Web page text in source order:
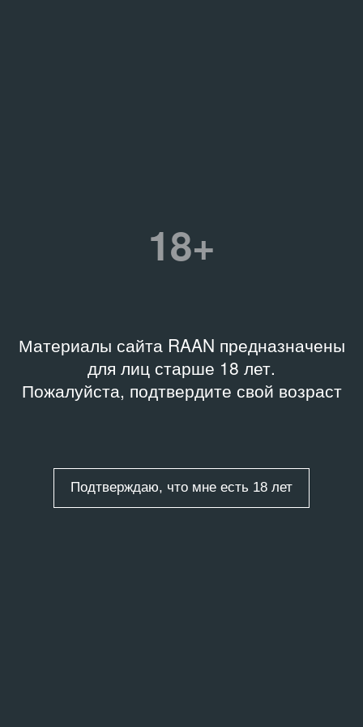
18+
Материалы сайта RAAN предназначены
для лиц старше 18 лет.
Пожалуйста, подтвердите свой возраст
Подтверждаю, что мне есть 18 лет